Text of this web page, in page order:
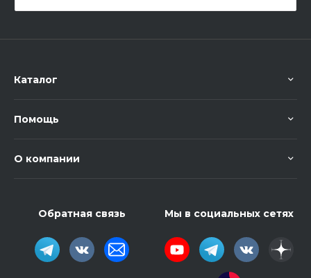
Каталог
Помощь
О компании
Обратная связь Мы в социальных сетях